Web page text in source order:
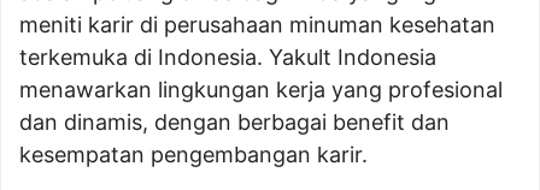
meniti karir di perusahaan minuman kesehatan
terkemuka di Indonesia. Yakult Indonesia
menawarkan lingkungan kerja yang profesional
dan dinamis, dengan berbagai benefit dan
kesempatan pengembangan karir.